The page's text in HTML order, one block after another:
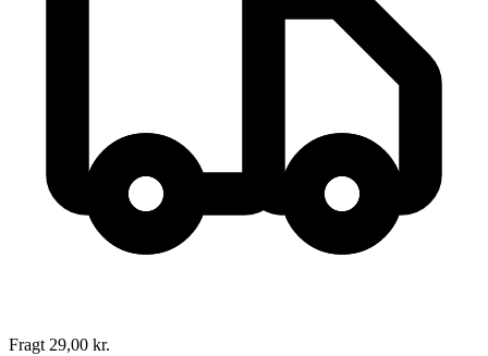
9788721001735
Forlag:
1. januar 1970
Fragt 29,00 kr.